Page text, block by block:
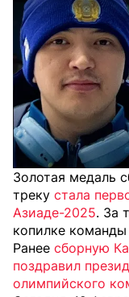
Золотая медаль
треку стала
Азиаде-2025. За
копилке
Ранее сборную
поздравил
олимпийского